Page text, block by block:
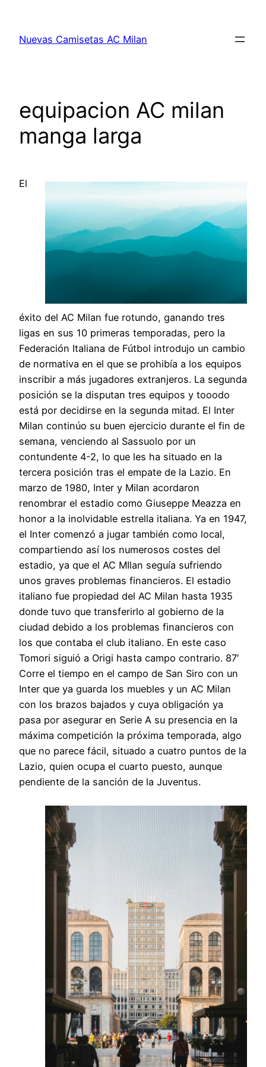
contenido
Nuevas Camisetas AC Milan
equipacion AC milan
manga larga
El
éxito del AC Milan fue rotundo, ganando tres
ligas en sus 10 primeras temporadas, pero la
Federación Italiana de Fútbol introdujo un cambio
de normativa en el que se prohibía a los equipos
inscribir a más jugadores extranjeros. La segunda
posición se la disputan tres equipos y tooodo
está por decidirse en la segunda mitad. El Inter
Milan continúo su buen ejercicio durante el fin de
semana, venciendo al Sassuolo por un
contundente 4-2, lo que les ha situado en la
tercera posición tras el empate de la Lazio. En
marzo de 1980, Inter y Milan acordaron
renombrar el estadio como Giuseppe Meazza en
honor a la inolvidable estrella italiana. Ya en 1947,
el Inter comenzó a jugar también como local,
compartiendo así los numerosos costes del
estadio, ya que el AC MIlan seguía sufriendo
unos graves problemas financieros. El estadio
italiano fue propiedad del AC Milan hasta 1935
donde tuvo que transferirlo al gobierno de la
ciudad debido a los problemas financieros con
los que contaba el club italiano. En este caso
Tomori siguió a Origi hasta campo contrario. 87′
Corre el tiempo en el campo de San Siro con un
Inter que ya guarda los muebles y un AC Milan
con los brazos bajados y cuya obligación ya
pasa por asegurar en Serie A su presencia en la
máxima competición la próxima temporada, algo
que no parece fácil, situado a cuatro puntos de la
Lazio, quien ocupa el cuarto puesto, aunque
pendiente de la sanción de la Juventus.